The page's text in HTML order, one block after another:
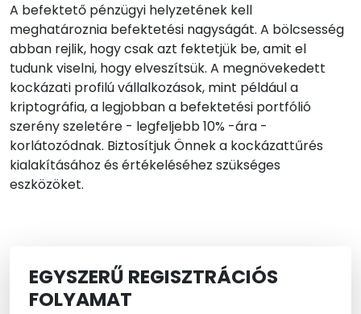
A befektető pénzügyi helyzetének kell
meghatároznia befektetési nagyságát. A bölcsesség
abban rejlik, hogy csak azt fektetjük be, amit el
tudunk viselni, hogy elveszítsük. A megnövekedett
kockázati profilú vállalkozások, mint például a
kriptográfia, a legjobban a befektetési portfólió
szerény szeletére - legfeljebb 10% -ára -
korlátozódnak. Biztosítjuk Önnek a kockázattűrés
kialakításához és értékeléséhez szükséges
eszközöket.
EGYSZERŰ REGISZTRÁCIÓS
FOLYAMAT